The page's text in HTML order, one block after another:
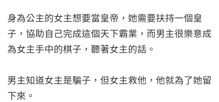
身為公主的女主想要當皇帝，她需要扶持一個皇
子，協助自己完成這個天下霸業，而男主很樂意成
為女主手中的棋子，聽著女主的話。
男主知道女主是騙子，但女主救他，他就為了她留
下來。